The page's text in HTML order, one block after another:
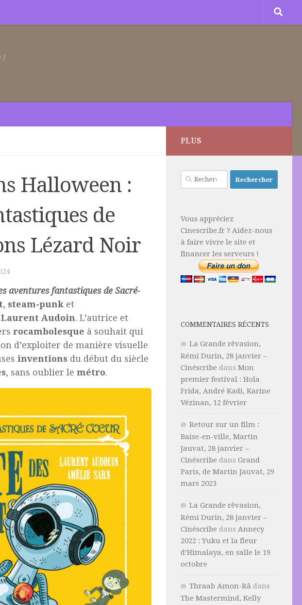
!
Halloween :
de
Lézard Noir
aventures fantastiques de Sacré-
, steam-punk et
Laurent Audoin. L’autrice et
rocambolesque à souhait qui
d’exploiter de manière visuelle
inventions du début du siècle
, sans oublier le métro.
PLUS
Rechercher :
Vous appréciez
Cinescribe.fr ? Aidez-nous
à faire vivre le site et
financer les serveurs !
COMMENTAIRES RÉCENTS
La Grande rêvasion,
Rémi Durin, 28 janvier –
Cinéscribe dans Mon
premier festival : Hola
Frida, André Kadi, Karine
Vézinan, 12 février
Retour sur un film :
Baise-en-ville, Martin
Jauvat, 28 janvier –
Cinéscribe dans Grand
Paris, de Martin Jauvat, 29
mars 2023
La Grande rêvasion,
Rémi Durin, 28 janvier –
Cinéscribe dans Annecy
2022 : Yuku et la fleur
d’Himalaya, en salle le 19
octobre
Thraab Amon-Râ dans
The Mastermind, Kelly